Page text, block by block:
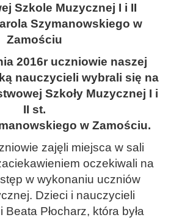
Szkole Muzycznej I i II
Szymanowskiego w
Zamościu
2016r uczniowie naszej
nauczycieli wybrali się na
Szkoły Muzycznej I i
II st.
w Zamościu.
zajęli miejsca w sali
oczekiwali na
w wykonaniu uczniów
Dzieci i nauczycieli
Beata Płocharz, która była